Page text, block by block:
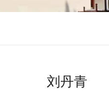
刘丹青